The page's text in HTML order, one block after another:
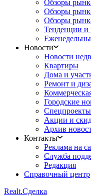
Обзоры
Обзоры
Обзоры
Тенденции и
Новости
Новости
Квартиры
Дома и
Ремонт и
Городские
Спецпроекты
Акции и
Архив
Контакты
Реклама на
Служба
Редакция
Справочный центр
Realt.Сделка